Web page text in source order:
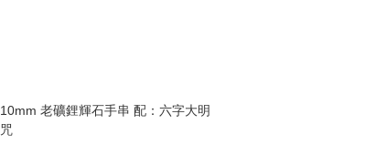
10mm 老礦鋰輝石手串 配：六字大明
咒